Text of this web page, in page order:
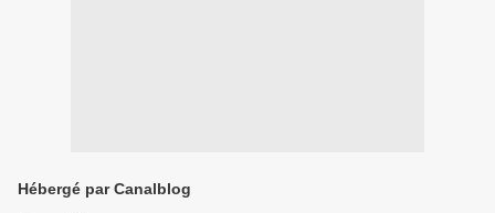
Hébergé par Canalblog